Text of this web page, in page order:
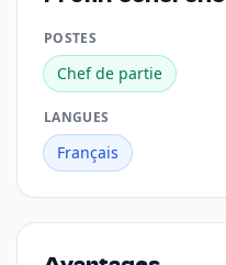
POSTES
Chef de partie
LANGUES
Français